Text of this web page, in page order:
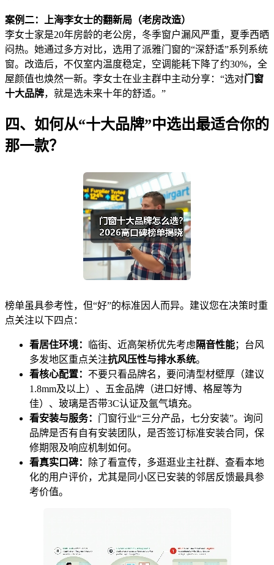
案例二：上海李女士的翻新局（老房改造）
李女士家是20年房龄的老公房，冬季窗户漏风严重，夏季西晒
闷热。她通过多方对比，选用了派雅门窗的“深舒适”系列系统
窗。改造后，不仅室内温度稳定，空调能耗下降了约30%，全
屋颜值也焕然一新。李女士在业主群中主动分享：“选对门窗
十大品牌，就是选未来十年的舒适。”
四、如何从“十大品牌”中选出最适合你的
那一款？
榜单虽具参考性，但“好”的标准因人而异。建议您在决策时重
点关注以下四点：
看居住环境： 临街、近高架桥优先考虑 隔音性能；台风
多发地区重点关注抗风压性与排水系统。
看核心配置： 不要只看品牌名，要问清型材壁厚（建议
1.8mm及以上）、五金品牌（进口好博、格屋等为
佳）、玻璃是否带3C认证及氩气填充。
看安装与服务： 门窗行业“三分产品，七分安装”。询问
品牌是否有自有安装团队，是否签订标准安装合同，保
修期限及响应机制如何。
看真实口碑：
除了看宣传，多逛逛业主社群、查看本地
化的用户评价，尤其是同小区已安装的邻居反馈最具参
考价值。